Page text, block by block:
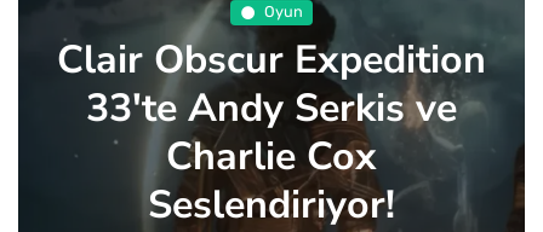
Oyun
Clair Obscur Expedition
33'te Andy Serkis ve
Charlie Cox
Seslendiriyor!